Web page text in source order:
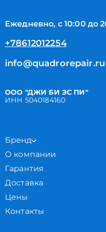
Ежедневно, с 10:00 до
+78612012254
info@quadrorepair.ru
ООО "ДЖИ БИ ЭС ПИ"
ИНН 5040184160
Бренд
О компании
Гарантия
Доставка
Цены
Контакты